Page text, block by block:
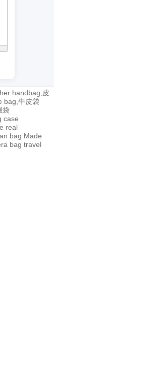
handbag,皮
bag,牛皮袋
袋
case
real
bag Made
bag travel